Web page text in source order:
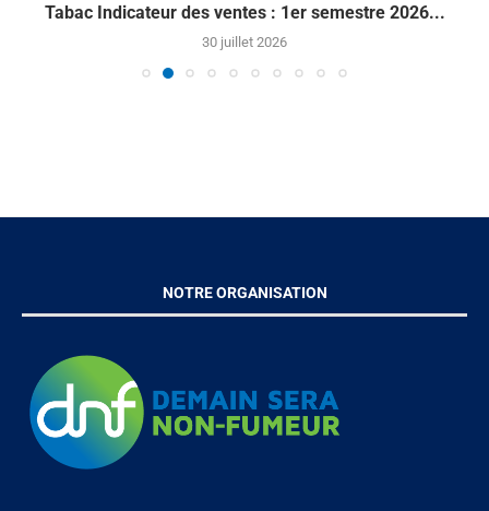
Tabac Indicateur des ventes : 1er semestre 2026...
30 juillet 2026
NOTRE ORGANISATION